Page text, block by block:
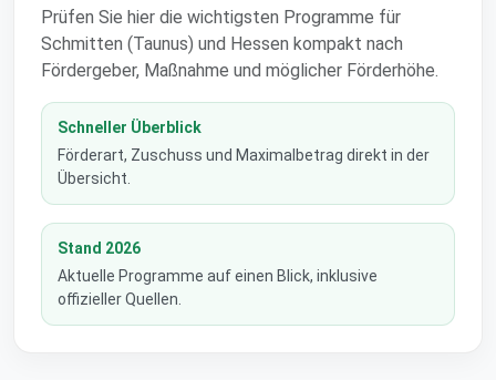
Prüfen Sie hier die wichtigsten Programme für
Schmitten (Taunus) und Hessen kompakt nach
Fördergeber, Maßnahme und möglicher Förderhöhe.
Schneller Überblick
Förderart, Zuschuss und Maximalbetrag direkt in der
Übersicht.
Stand 2026
Aktuelle Programme auf einen Blick, inklusive
offizieller Quellen.